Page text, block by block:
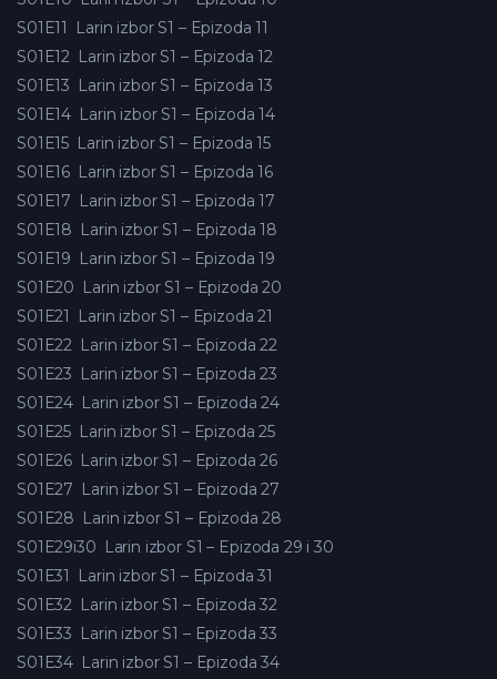
S01E11
Larin izbor S1 – Epizoda 11
S01E12 Larin izbor S1 – Epizoda 12
S01E13 Larin izbor S1 – Epizoda 13
S01E14 Larin izbor S1 – Epizoda 14
S01E15 Larin izbor S1 – Epizoda 15
S01E16 Larin izbor S1 – Epizoda 16
S01E17 Larin izbor S1 – Epizoda 17
S01E18 Larin izbor S1 – Epizoda 18
S01E19 Larin izbor S1 – Epizoda 19
S01E20 Larin izbor S1 – Epizoda 20
S01E21
Larin izbor S1 – Epizoda 21
S01E22 Larin izbor S1 – Epizoda 22
S01E23 Larin izbor S1 – Epizoda 23
S01E24 Larin izbor S1 – Epizoda 24
S01E25 Larin izbor S1 – Epizoda 25
S01E26 Larin izbor S1 – Epizoda 26
S01E27 Larin izbor S1 – Epizoda 27
S01E28 Larin izbor S1 – Epizoda 28
S01E29i30 Larin izbor S1 – Epizoda 29 i 30
S01E31
Larin izbor S1 – Epizoda 31
S01E32 Larin izbor S1 – Epizoda 32
S01E33 Larin izbor S1 – Epizoda 33
S01E34 Larin izbor S1 – Epizoda 34